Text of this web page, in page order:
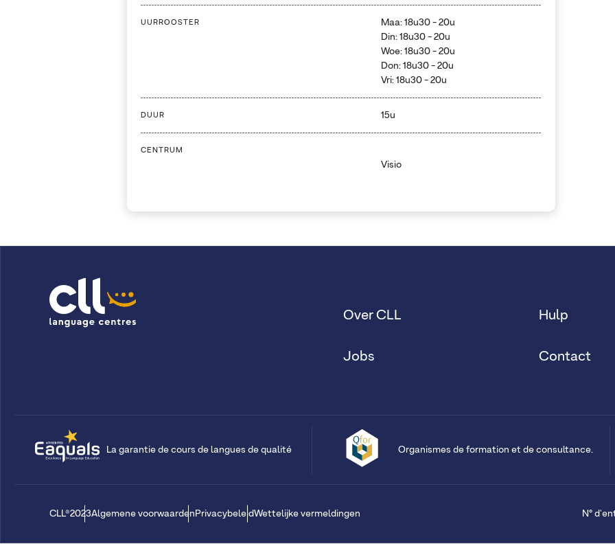
UURROOSTER
Maa: 18u30 - 20u
Din: 18u30 - 20u
Woe: 18u30 - 20u
Don: 18u30 - 20u
Vri: 18u30 - 20u
DUUR 15u
CENTRUM
Visio
Over CLL
Jobs
Hulp
Contact
La garantie de cours de langues de qualité Organismes de formation et de consultance.
CLL®2023Algemene voorwaarden PrivacybeleidWettelijke vermeldingen N°